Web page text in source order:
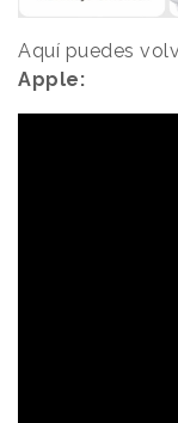
Aquí puedes
Apple: